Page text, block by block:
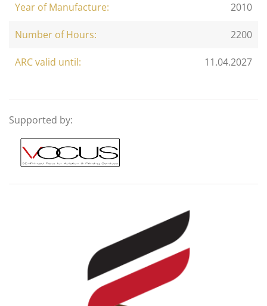
Year of Manufacture: 2010
Number of Hours: 2200
ARC valid until: 11.04.2027
Supported by: